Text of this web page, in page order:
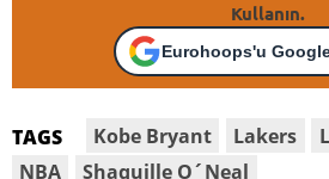
Kullanın.
Eurohoops'u
TAGS Kobe Bryant Lakers
NBA
Shaquille O´Neal